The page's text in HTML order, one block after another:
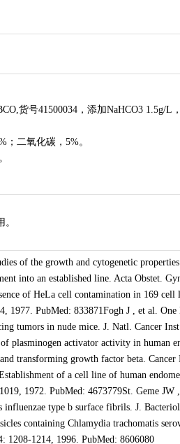
货号41500034，添加NaHCO3 1.5g/L
；二氧化碳，5%。
of the growth and cytogenetic
into an established line. Acta Obstet.
of HeLa cell contamination in 169
1977. PubMed: 833871Fogh J , et al.
tumors in nude mice. J. Natl. Cancer
plasminogen activator activity in human
transforming growth factor beta.
of a cell line of human
1972. PubMed: 4673779St. Geme
influenzae type b surface fibrils. J.
containing Chlamydia trachomatis
1208-1214, 1996. PubMed: 8606080